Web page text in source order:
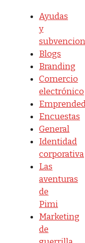
Ayudas
y
Blogs
Branding
Comercio
electrónico
Encuestas
General
Identidad
corporativa
Las
aventuras
de
Pimi
Marketing
de